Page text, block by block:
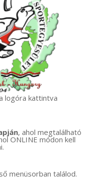
logóra kattintva
, ahol megtalálható
ONLINE módon kell
menüsorban találod.